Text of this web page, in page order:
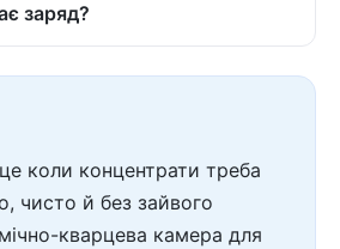
заряд?
коли концентрати треба
чисто й без зайвого
кварцева камера для